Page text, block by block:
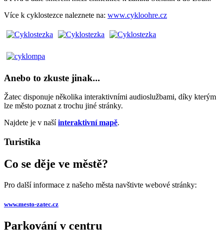
Více k cyklostezce naleznete na: www.cykloohre.cz
Anebo to zkuste jinak...
Žatec disponuje několika interaktivními audioslužbami, díky kterým
lze město poznat z trochu jiné stránky.
Najdete je v našíinteraktivní mapě.
Turistika
Co se děje ve městě?
Pro další informace z našeho města navštivte webové stránky:
www.mesto-zatec.cz
Parkování v centru